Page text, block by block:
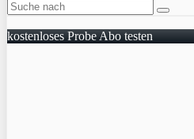
kostenloses Probe Abo testen